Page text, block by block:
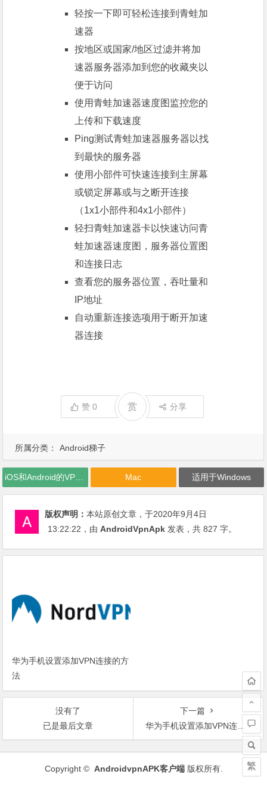
所属分类： Android梯子
轻按一下即可轻松连接到青蛙加
速器
按地区或国家/地区过滤并将加
速器服务器添加到您的收藏夹以
便于访问
使用青蛙加速器速度图监控您的
上传和下载速度
Ping测试青蛙加速器服务器以找
到最快的服务器
使用小部件可快速连接到主屏幕
或锁定屏幕或与之断开连接
（1x1小部件和4x1小部件）
轻扫青蛙加速器卡以快速访问青
蛙加速器速度图，服务器位置图
和连接日志
查看您的服务器位置，吞吐量和
IP地址
自动重新连接选项用于断开加速
器连接
赞0 赏 分享
Mac 适用于Windows
版权声明：本站原创文章，于2020年9月4日
13:22:22 ，由AndroidVpnApk 发表，共 827 字。
华为手机设置添加VPN连接的方
法
没有了
已是最后文章
下一篇
华为手机设置添加VPN连接的方法
文
Copyright © AndroidvpnAPK客户端版权所有. 繁